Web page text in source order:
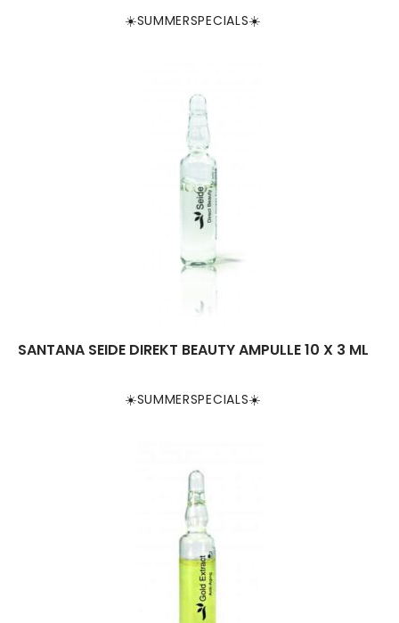
☀️SUMMERSPECIALS☀️
☀️SUMMERSPECIALS☀️
SANTANA SEIDE DIREKT BEAUTY AMPULLE 10 X 3 ML